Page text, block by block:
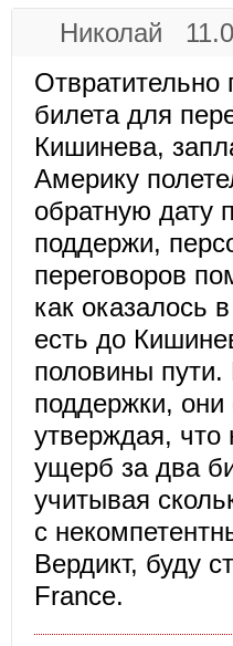
Николай
билета для
Кишинева,
Америку
обратную дату
поддержи,
переговоров
как оказалось
есть до
половины
поддержки, они
утверждая, что
ущерб за два
учитывая
с
Вердикт, буду
France.